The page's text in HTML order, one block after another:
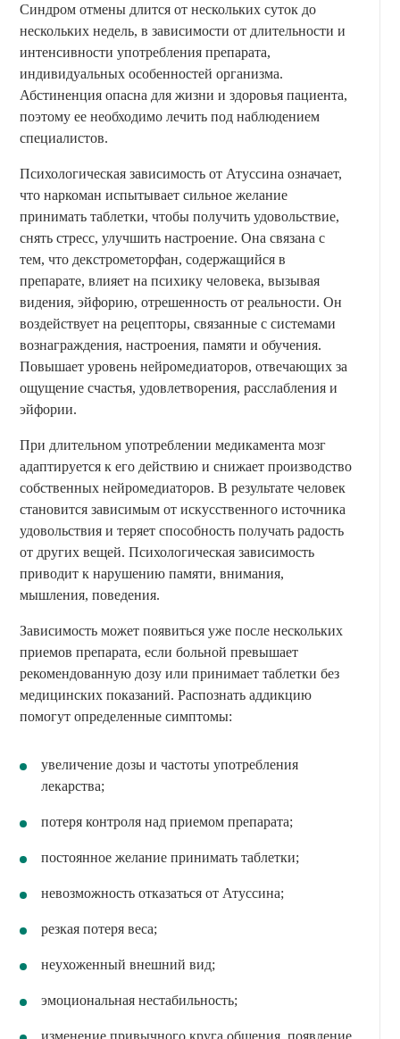
Синдром отмены длится от нескольких суток до
нескольких недель, в зависимости от длительности и
интенсивности употребления препарата,
индивидуальных особенностей организма.
Абстиненция опасна для жизни и здоровья пациента,
поэтому ее необходимо лечить под наблюдением
специалистов.
Психологическая зависимость от Атуссина означает,
что наркоман испытывает сильное желание
принимать таблетки, чтобы получить удовольствие,
снять стресс, улучшить настроение. Она связана с
тем, что декстрометорфан, содержащийся в
препарате, влияет на психику человека, вызывая
видения, эйфорию, отрешенность от реальности. Он
воздействует на рецепторы, связанные с системами
вознаграждения, настроения, памяти и обучения.
Повышает уровень нейромедиаторов, отвечающих за
ощущение счастья, удовлетворения, расслабления и
эйфории.
При длительном употреблении медикамента мозг
адаптируется к его действию и снижает производство
собственных нейромедиаторов. В результате человек
становится зависимым от искусственного источника
удовольствия и теряет способность получать радость
от других вещей. Психологическая зависимость
приводит к нарушению памяти, внимания,
мышления, поведения.
Зависимость может появиться уже после нескольких
приемов препарата, если больной превышает
рекомендованную дозу или принимает таблетки без
медицинских показаний. Распознать аддикцию
помогут определенные симптомы:
увеличение дозы и частоты употребления
лекарства;
потеря контроля над приемом препарата;
постоянное желание принимать таблетки;
невозможность отказаться от Атуссина;
резкая потеря веса;
неухоженный внешний вид;
эмоциональная нестабильность;
изменение привычного круга общения, появление